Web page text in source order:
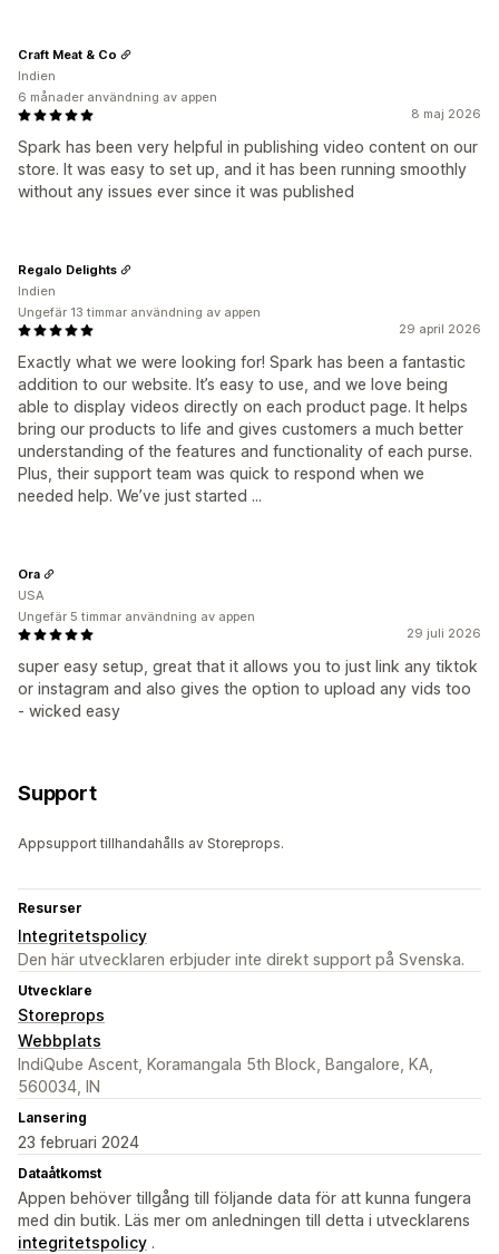
8 maj 2026
Spark has been very helpful in publishing video content on our
store. It was easy to set up, and it has been running smoothly
without any issues ever since it was published
Craft Meat & Co
Indien
6 månader användning av appen
29 april 2026
Exactly what we were looking for! Spark has been a fantastic
addition to our website. It’s easy to use, and we love being
able to display videos directly on each product page. It helps
bring our products to life and gives customers a much better
understanding of the features and functionality of each purse.
Plus, their support team was quick to respond when we
needed help. We’ve just started ...
Regalo Delights
Indien
Ungefär 13 timmar användning av appen
29 juli 2026
super easy setup, great that it allows you to just link any tiktok
or instagram and also gives the option to upload any vids too
- wicked easy
Ora
USA
Ungefär 5 timmar användning av appen
Support
Appsupport tillhandahålls av Storeprops.
Resurser
Integritetspolicy
Den här utvecklaren erbjuder inte direkt support på Svenska.
Utvecklare
Storeprops
Webbplats
IndiQube Ascent, Koramangala 5th Block, Bangalore, KA,
560034, IN
Lansering
23 februari 2024
Dataåtkomst
Appen behöver tillgång till följande data för att kunna fungera
med din butik. Läs mer om anledningen till detta i utvecklarens
integritetspolicy .